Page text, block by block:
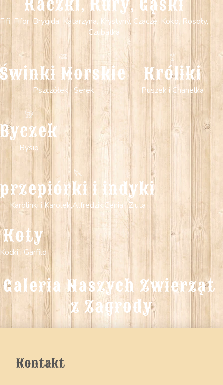
Kaczki, Kury, Gąski
Fifi, Fifor, Brygida, Katarzyna, Krystyny, Czacze, Koko, Rosoły,
Czubatka
Świnki Morskie
Pszczółek i Serek
Króliki
Puszek i Chanelka
Byczek
Bysio
przepiórki i indyki
Karolinki i Karolek,Alfredzik,Genia i Ziuta
Koty
Koćki i Garfild
Galeria Naszych Zwierząt
z Zagrody
Kontakt